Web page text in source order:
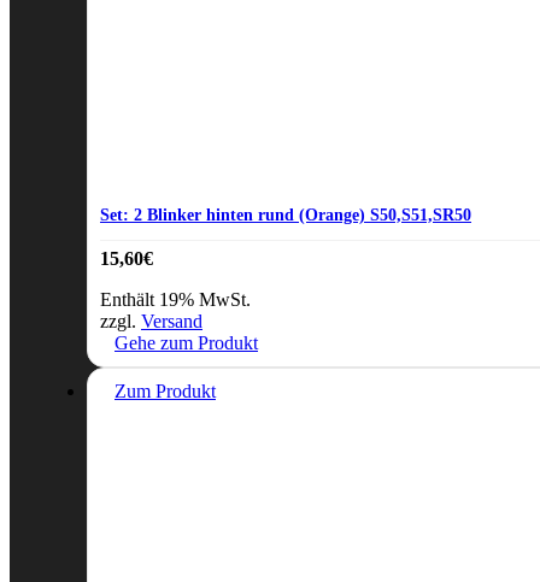
Set: 2 Blinker hinten rund (Orange) S50,S51,SR50
15,60€
Enthält 19% MwSt.
zzgl. Versand
Gehe zum Produkt
Zum Produkt